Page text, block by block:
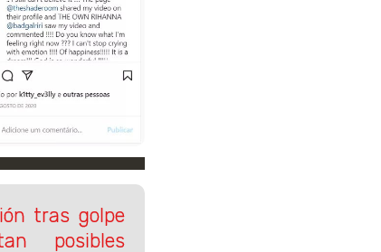
tras golpe
posibles